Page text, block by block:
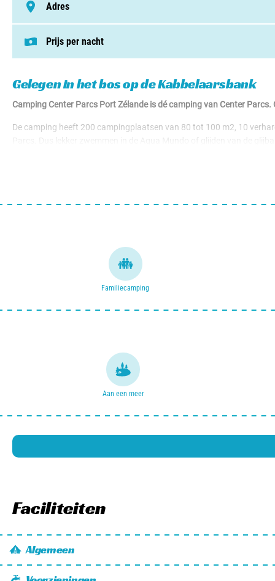
Gelegen in het bos op de Kabbelaarsbank
Camping Center Parcs Port Zélande is dé camping van Center
De camping heeft 200 campingplaatsen van 80 tot 100 m2, 10
Familiecamping
Aan een meer
Adres
Port Zelande 2, 3253 MG, Ouddorp
Prijs per nacht
Staanplaatsen v.a. € 40,00
Faciliteiten
Algemeen
Wifi